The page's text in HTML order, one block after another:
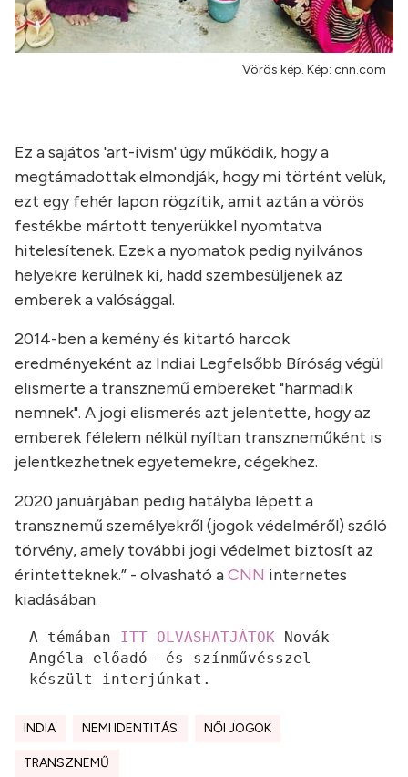
Vörös kép. Kép: cnn.com
Ez a sajátos 'art-ivism' úgy működik, hogy a
megtámadottak elmondják, hogy mi történt velük,
ezt egy fehér lapon rögzítik, amit aztán a vörös
festékbe mártott tenyerükkel nyomtatva
hitelesítenek. Ezek a nyomatok pedig nyilvános
helyekre kerülnek ki, hadd szembesüljenek az
emberek a valósággal.
2014-ben a kemény és kitartó harcok
eredményeként az Indiai Legfelsőbb Bíróság végül
elismerte a transznemű embereket "harmadik
nemnek". A jogi elismerés azt jelentette, hogy az
emberek félelem nélkül nyíltan transzneműként is
jelentkezhetnek egyetemekre, cégekhez.
2020 januárjában pedig hatályba lépett a
transznemű személyekről (jogok védelméről) szóló
törvény, amely további jogi védelmet biztosít az
érintetteknek.” - olvasható aCNN internetes
kiadásában.
A témában ITT OLVASHATJÁTOK Novák
Angéla előadó- és színművésszel
készült interjúnkat.
INDIA NEMI IDENTITÁS NŐI JOGOK
TRANSZNEMŰ